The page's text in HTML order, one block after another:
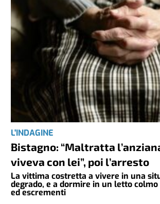
L'INDAGINE
Bistagno: “Maltratta
viveva con lei”, poi l’arresto
La vittima costretta a vivere in una
degrado, e a dormire in un letto
ed escrementi